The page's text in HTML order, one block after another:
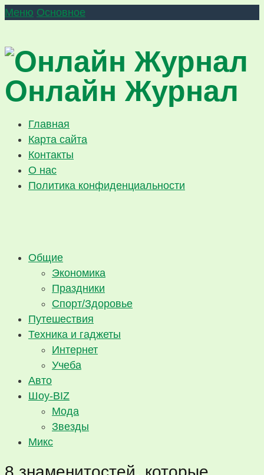
Меню Основное
Онлайн Журнал
Главная
Карта сайта
Контакты
О нас
Политика конфиденциальности
Общие
Экономика
Праздники
Спорт/Здоровье
Путешествия
Техника и гаджеты
Интернет
Учеба
Авто
Шоу-BIZ
Мода
Звезды
Микс